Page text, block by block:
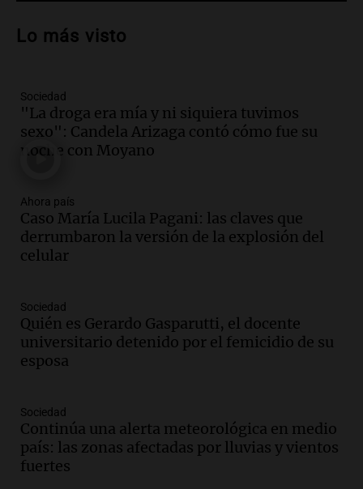
Audio.Debate en el Senado sobre
la soberanía digital en Argentina
Audio.
de semana helado y ciudadanos
marchan contra reforma de tierras
Panorama Federal
Audio.
El "Mono" de Kapanga
adelantó su show en Rosario.
Viva la Radio Rosario
Episodios
en suspenso a hombre por simular robo
de recaudación en San Luis
Panorama Federal
Episodios
ayuda por problemas de fertilidad y la
ostentación de millonarios
Amamos Argentina
Episodios
Lo más visto
Sociedad
"La droga era mía y ni siquiera tuvimos
sexo": Candela Arizaga contó cómo fue su
noche con Moyano
Ahora país
Caso María Lucila Pagani: las claves que
derrumbaron la versión de la explosión del
celular
Sociedad
Quién es Gerardo Gasparutti, el docente
universitario detenido por el femicidio de su
esposa
Sociedad
Continúa una alerta meteorológica en medio
país: las zonas afectadas por lluvias y vientos
fuertes